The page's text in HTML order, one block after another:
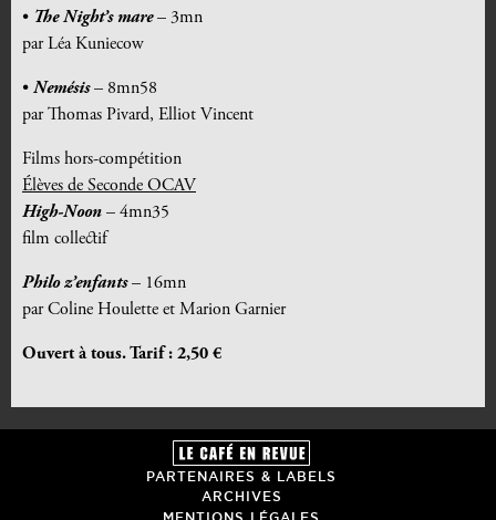
• The Night’s mare– 3mn
par Léa Kuniecow
• Nemésis– 8mn58
par Thomas Pivard, Elliot Vincent
Films hors-compétition
Élèves de Seconde OCAV
High-Noon – 4mn35
film collectif
Philo z’enfants– 16mn
par Coline Houlette et Marion Garnier
Ouvert à tous. Tarif : 2,50 €
PARTENAIRES & LABELS
ARCHIVES
MENTIONS LÉGALES